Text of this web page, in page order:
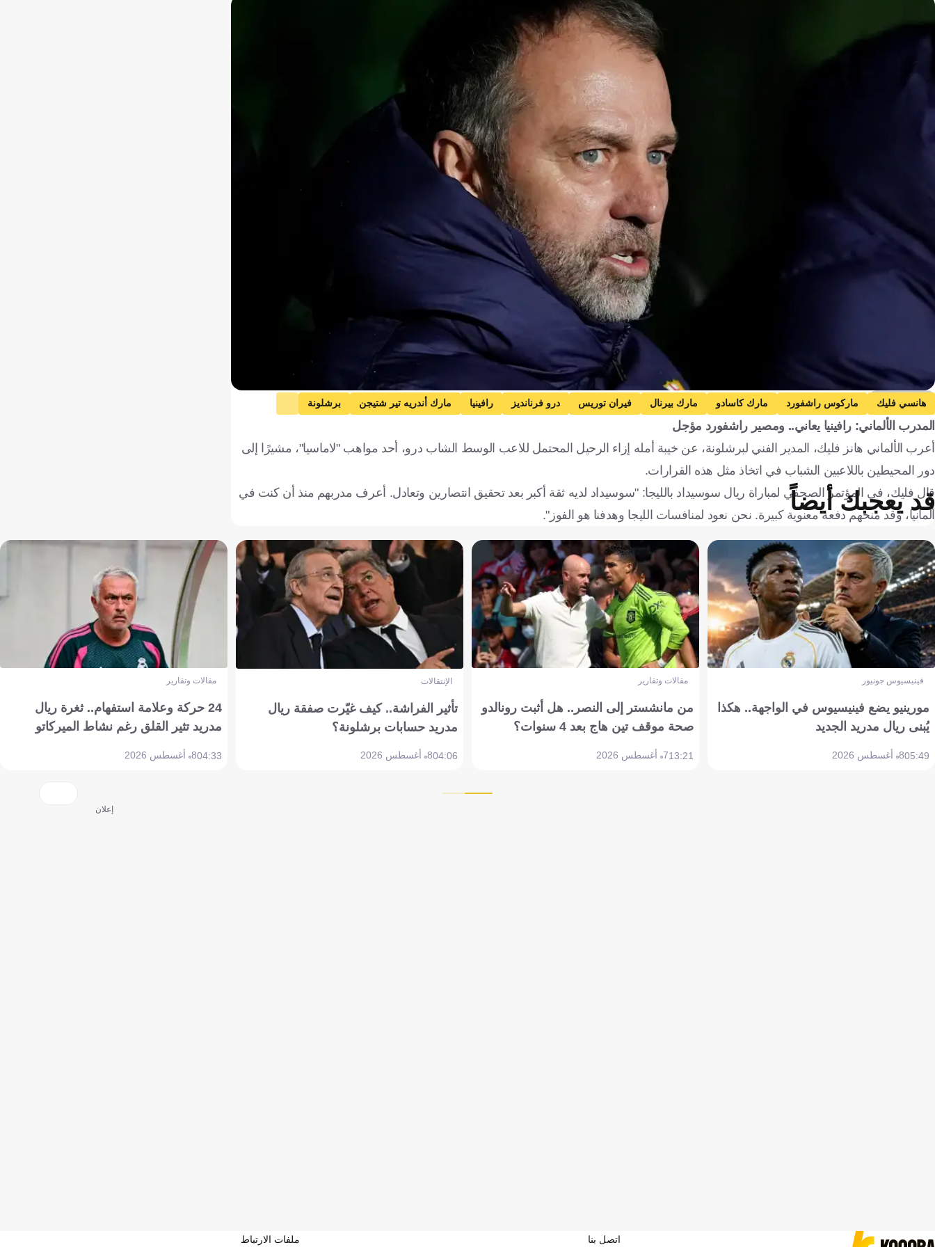
Getty Images
هانسي فليك ماركوس راشفورد مارك كاسادو مارك بيرنال فيران توريس درو فرنانديز رافينيا مارك أندريه تير شتيجن
برشلونة
باريس سان جيرمان
الدوري الإسباني ألمانيا إنجلتراالمدرب الألماني: رافينيا يعاني.. ومصير راشفورد مؤجل
أعرب الألماني هانز فليك، المدير الفني لبرشلونة، عن خيبة أمله إزاء الرحيل المحتمل للاعب الوسط الشاب درو، أحد مواهب "لاماسيا"، مشيرًا إلى
دور المحيطين باللاعبين الشباب في اتخاذ مثل هذه القرارات.
قال فليك، في المؤتمر الصحفي لمباراة ريال سوسيداد بالليجا: "سوسيداد لديه ثقة أكبر بعد تحقيق انتصارين وتعادل. أعرف مدربهم منذ أن كنت في
ألمانيا، وقد منحهم دفعة معنوية كبيرة. نحن نعود لمنافسات الليجا وهدفنا هو الفوز".
قد يعجبك أيضاً
فينيسيوس جونيور
مورينيو يضع فينيسيوس في الواجهة.. هكذا
يُبنى ريال مدريد الجديد
05:498 أغسطس 2026
مقالات وتقارير
من مانشستر إلى النصر.. هل أثبت رونالدو
صحة موقف تين هاج بعد 4 سنوات؟
13:217 أغسطس 2026
الإنتقالات
تأثير الفراشة.. كيف غيّرت صفقة ريال
مدريد حسابات برشلونة؟
04:068 أغسطس 2026
مقالات وتقارير
24 حركة وعلامة استفهام.. ثغرة ريال
مدريد تثير القلق رغم نشاط الميركاتو
04:338 أغسطس 2026
إعلان
اتصل بنا ملفات الارتباط